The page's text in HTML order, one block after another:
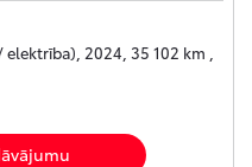
2024, 35 102 km ,